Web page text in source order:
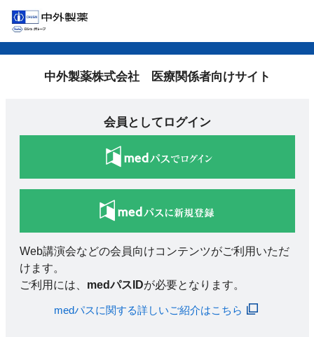
中外製薬株式会社 医療関係者向けサイト
会員としてログイン
Web講演会などの会員向けコンテンツがご利用いただ
けます。
ご利用には、 medパスIDが必要となります。
medパスに関する詳しいご紹介はこちら